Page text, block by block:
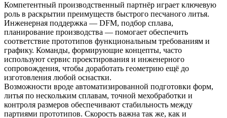
Компетентный производственный партнёр играет ключевую
роль в раскрытии преимуществ быстрого песчаного литья.
Инженерная поддержка — DFM, подбор сплава,
планирование производства — помогает обеспечить
соответствие прототипов функциональным требованиям и
графику. Команды, формирующие концепты, часто
используют сервис проектирования и инженерного
сопровождения, чтобы доработать геометрию ещё до
изготовления любой оснастки.
Возможности вроде автоматизированной подготовки форм,
литья по нескольким сплавам, точной мехобработки и
контроля размеров обеспечивают стабильность между
партиями прототипов. Скорость важна так же, как и